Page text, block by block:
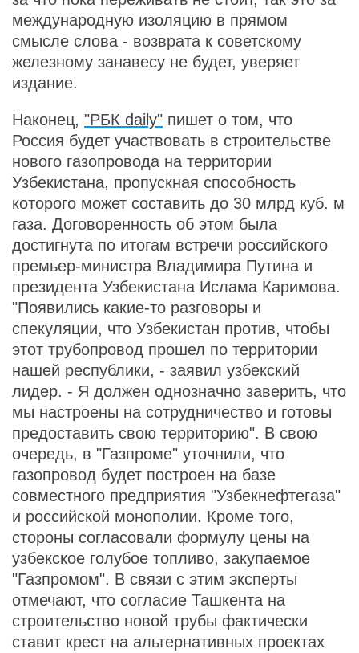
международную изоляцию в прямом
смысле слова - возврата к советскому
железному занавесу не будет, уверяет
издание.
Наконец, "РБК daily" пишет о том, что
Россия будет участвовать в строительстве
нового газопровода на территории
Узбекистана, пропускная способность
которого может составить до 30 млрд куб. м
газа. Договоренность об этом была
достигнута по итогам встречи российского
премьер-министра Владимира Путина и
президента Узбекистана Ислама Каримова.
"Появились какие-то разговоры и
спекуляции, что Узбекистан против, чтобы
этот трубопровод прошел по территории
нашей республики, - заявил узбекский
лидер. - Я должен однозначно заверить, что
мы настроены на сотрудничество и готовы
предоставить свою территорию". В свою
очередь, в "Газпроме" уточнили, что
газопровод будет построен на базе
совместного предприятия "Узбекнефтегаза"
и российской монополии. Кроме того,
стороны согласовали формулу цены на
узбекское голубое топливо, закупаемое
"Газпромом". В связи с этим эксперты
отмечают, что согласие Ташкента на
строительство новой трубы фактически
ставит крест на альтернативных проектах